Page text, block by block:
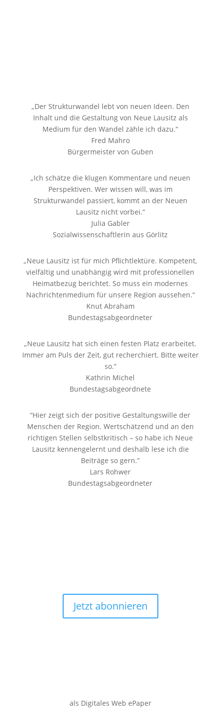
„Der Strukturwandel lebt von neuen Ideen. Den
Inhalt und die Gestaltung von Neue Lausitz als
Medium für den Wandel zähle ich dazu.“
Fred Mahro
Bürgermeister von Guben
„Ich schätze die klugen Kommentare und neuen
Perspektiven. Wer wissen will, was im
Strukturwandel passiert, kommt an der Neuen
Lausitz nicht vorbei.“
Julia Gabler
Sozialwissenschaftlerin aus Görlitz
„Neue Lausitz ist für mich Pflichtlektüre. Kompetent,
vielfältig und unabhängig wird mit professionellen
Heimatbezug berichtet. So muss ein modernes
Nachrichtenmedium für unsere Region aussehen.“
Knut Abraham
Bundestagsabgeordneter
„Neue Lausitz hat sich einen festen Platz erarbeitet.
Immer am Puls der Zeit, gut recherchiert. Bitte weiter
so.“
Kathrin Michel
Bundestagsabgeordnete
“Hier zeigt sich der positive Gestaltungswille der
Menschen der Region. Wertschätzend und an den
richtigen Stellen selbstkritisch – so habe ich Neue
Lausitz kennengelernt und deshalb lese ich die
Beiträge so gern.”
Lars Rohwer
Bundestagsabgeordneter
Jetzt abonnieren
als Digitales Web ePaper